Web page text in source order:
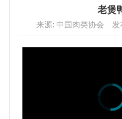
老煲
来源: 中国肉类协会 发